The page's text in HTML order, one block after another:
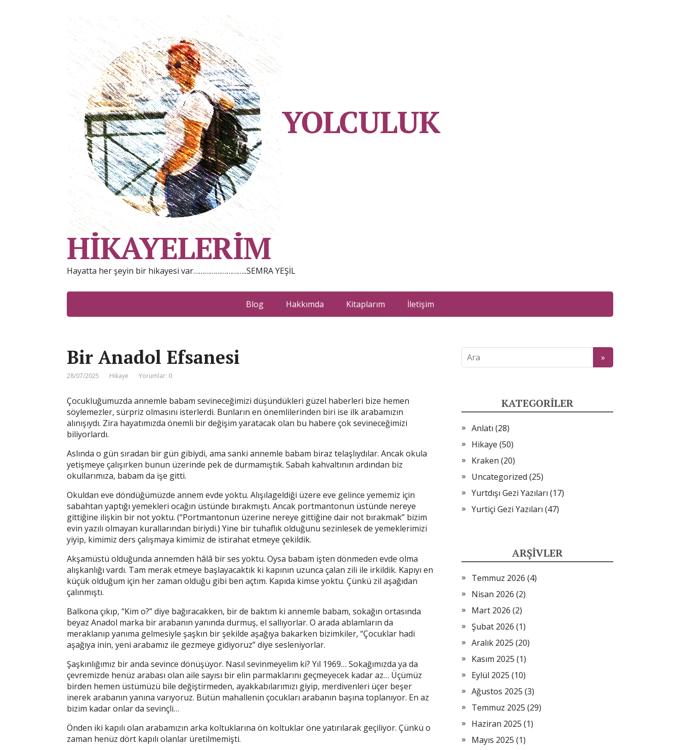
YOLCULUK
HİKAYELERİM
Hayatta her şeyin bir hikayesi var………………………..SEMRA YEŞİL
Blog Hakkımda Kitaplarım İletişim
Bir Anadol Efsanesi
28/07/2025 Hikaye Yorumlar: 0
Çocukluğumuzda annemle babam sevineceğimizi düşündükleri güzel haberleri bize hemen
söylemezler, sürpriz olmasını isterlerdi. Bunların en önemlilerinden biri ise ilk arabamızın
alınışıydı. Zira hayatımızda önemli bir değişim yaratacak olan bu habere çok sevineceğimizi
biliyorlardı.
Aslında o gün sıradan bir gün gibiydi, ama sanki annemle babam biraz telaşlıydılar. Ancak okula
yetişmeye çalışırken bunun üzerinde pek de durmamıştık. Sabah kahvaltının ardından biz
okullarımıza, babam da işe gitti.
Okuldan eve döndüğümüzde annem evde yoktu. Alışılageldiği üzere eve gelince yememiz için
sabahtan yaptığı yemekleri ocağın üstünde bırakmıştı. Ancak portmantonun üstünde nereye
gittiğine ilişkin bir not yoktu. (“Portmantonun üzerine nereye gittiğine dair not bırakmak” bizim
evin yazılı olmayan kurallarından biriydi.) Yine bir tuhaflık olduğunu sezinlesek de yemeklerimizi
yiyip, kimimiz ders çalışmaya kimimiz de istirahat etmeye çekildik.
Akşamüstü olduğunda annemden hâlâ bir ses yoktu. Oysa babam işten dönmeden evde olma
alışkanlığı vardı. Tam merak etmeye başlayacaktık ki kapının uzunca çalan zili ile irkildik. Kapıyı en
küçük olduğum için her zaman olduğu gibi ben açtım. Kapıda kimse yoktu. Çünkü zil aşağıdan
çalınmıştı.
Balkona çıkıp, “Kim o?” diye bağıracakken, bir de baktım ki annemle babam, sokağın ortasında
beyaz Anadol marka bir arabanın yanında durmuş, el sallıyorlar. O arada ablamların da
meraklanıp yanıma gelmesiyle şaşkın bir şekilde aşağıya bakarken bizimkiler, “Çocuklar hadi
aşağıya inin, yeni arabamız ile gezmeye gidiyoruz” diye sesleniyorlar.
Şaşkınlığımız bir anda sevince dönüşüyor. Nasıl sevinmeyelim ki? Yıl 1969… Sokağımızda ya da
çevremizde henüz arabası olan aile sayısı bir elin parmaklarını geçmeyecek kadar az… Üçümüz
birden hemen üstümüzü bile değiştirmeden, ayakkabılarımızı giyip, merdivenleri üçer beşer
inerek arabanın yanına varıyoruz. Bütün mahallenin çocukları arabanın başına toplanıyor. En az
bizim kadar onlar da sevinçli…
Önden iki kapılı olan arabamızın arka koltuklarına ön koltuklar öne yatırılarak geçiliyor. Çünkü o
zaman henüz dört kapılı olanlar üretilmemişti.
KATEGORILER
Anlatı (28)
Hikaye (50)
Kraken (20)
Uncategorized (25)
Yurtdışı Gezi Yazıları (17)
Yurtiçi Gezi Yazıları (47)
ARŞIVLER
Temmuz 2026 (4)
Nisan 2026 (2)
Mart 2026 (2)
Şubat 2026 (1)
Aralık 2025 (20)
Kasım 2025 (1)
Eylül 2025 (10)
Ağustos 2025 (3)
Temmuz 2025 (29)
Haziran 2025 (1)
Mayıs 2025 (1)